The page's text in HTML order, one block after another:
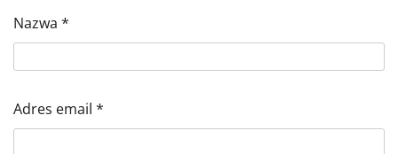
Nazwa *
Adres email *